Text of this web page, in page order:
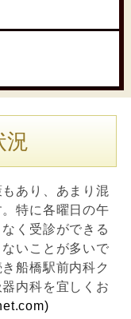
況
あり、あまり混
特に各曜日の午
く受診ができる
いことが多いで
船橋駅前内科ク
内科を宜しくお